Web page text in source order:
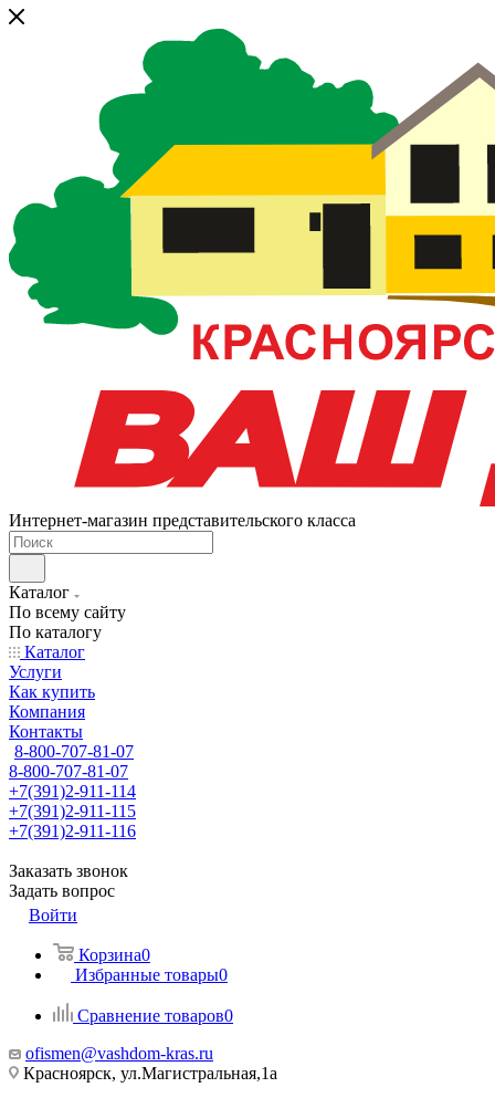
Интернет-магазин представительского класса
Каталог
По всему сайту
По каталогу
Каталог
Услуги
Как купить
Компания
Контакты
8-800-707-81-07
8-800-707-81-07
+7(391)2-911-114
+7(391)2-911-115
+7(391)2-911-116
Заказать звонок
Задать вопрос
Войти
Корзина0
Избранные товары0
Сравнение товаров0
ofismen@vashdom-kras.ru
Красноярск, ул.Магистральная,1а